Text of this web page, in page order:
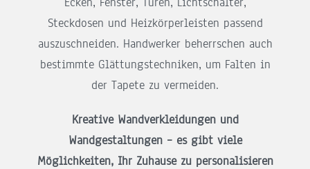
Steckdosen und Heizkörperleisten passend
auszuschneiden. Handwerker beherrschen auch
bestimmte Glättungstechniken, um Falten in
der Tapete zu vermeiden.
Kreative Wandverkleidungen und
Wandgestaltungen – es gibt viele
Möglichkeiten,Ihr Zuhause zu personalisieren